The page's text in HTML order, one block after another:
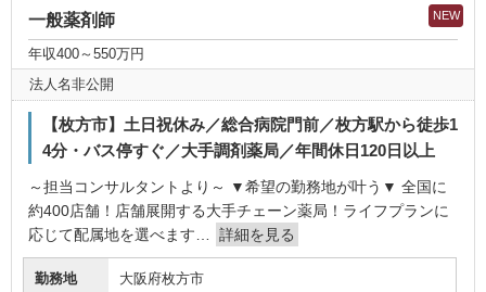
NEW
一般薬剤師
年収400～550万円
法人名非公開
【枚方市】土日祝休み／総合病院門前／枚方駅から徒歩1
4分・バス停すぐ／大手調剤薬局／年間休日120日以上
～担当コンサルタントより～ ▼希望の勤務地が叶う▼ 全国に
約400店舗！店舗展開する大手チェーン薬局！ライフプランに
応じて配属地を選べます…
詳細を見る
勤務地 大阪府枚方市